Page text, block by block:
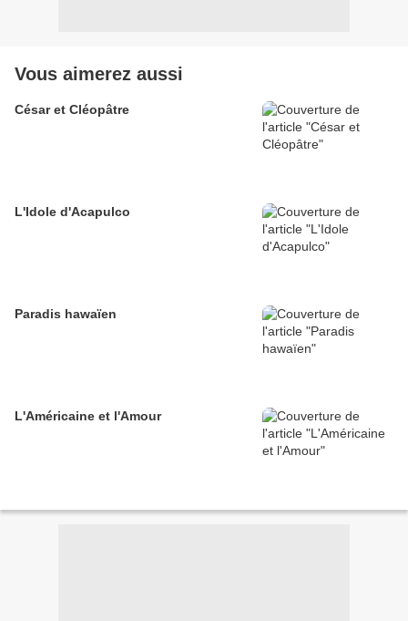
Vous aimerez aussi
César et Cléopâtre
L'Idole d'Acapulco
Paradis hawaïen
L'Américaine et l'Amour